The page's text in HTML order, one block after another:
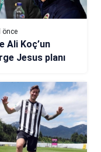
önce
Ali Koç’un
Jesus planı